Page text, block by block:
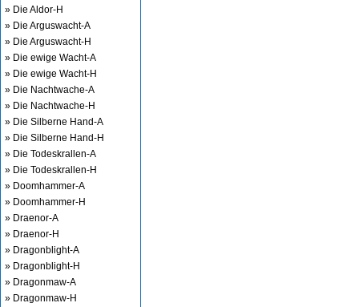
» Die Aldor-H
» Die Arguswacht-A
» Die Arguswacht-H
» Die ewige Wacht-A
» Die ewige Wacht-H
» Die Nachtwache-A
» Die Nachtwache-H
» Die Silberne Hand-A
» Die Silberne Hand-H
» Die Todeskrallen-A
» Die Todeskrallen-H
» Doomhammer-A
» Doomhammer-H
» Draenor-A
» Draenor-H
» Dragonblight-A
» Dragonblight-H
» Dragonmaw-A
» Dragonmaw-H